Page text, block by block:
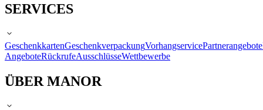
SERVICES
GeschenkkartenGeschenkverpackungVorhangservicePartnerangebote
AngeboteRückrufeAusschlüsseWettbewerbe
ÜBER MANOR